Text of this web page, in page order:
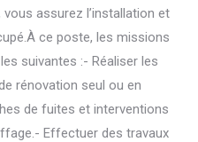
assurez l’installation et
ce poste, les missions
suivantes :- Réaliser les
rénovation seul ou en
de fuites et interventions
Effectuer des travaux